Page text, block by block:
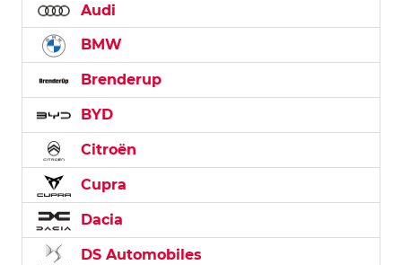
Audi
BMW
Brenderup
BYD
Citroën
Cupra
Dacia
DS Automobiles